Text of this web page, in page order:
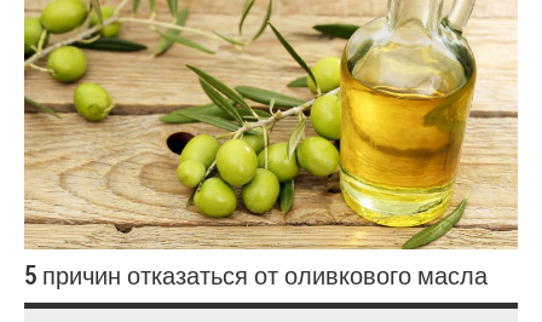
5 причин отказаться от оливкового масла